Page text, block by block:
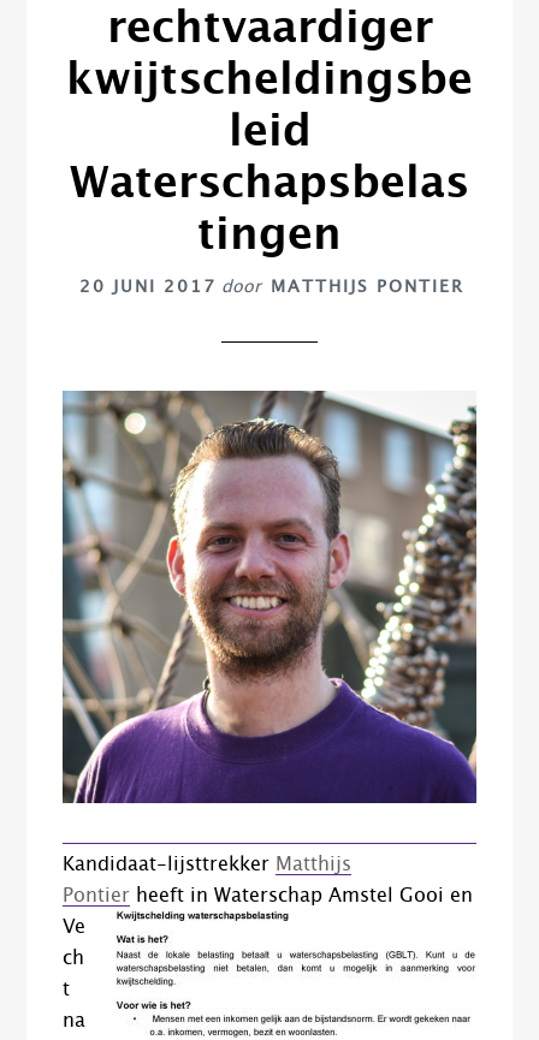
rechtvaardiger
kwijtscheldingsbe
leid
Waterschapsbelas
tingen
20 JUNI 2017 door MATTHIJS PONTIER
Kandidaat-lijsttrekker Matthijs
Pontier heeft inWaterschap Amstel Gooi en
Ve
ch
t
na